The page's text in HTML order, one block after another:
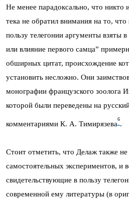
Не менее парадоксально, что
тека не обратил внимания на то,
пользу телегонии аргументы взяты
или влияние первого самца”
обширных цитат, происхождение
установить несложно. Они
монографии французского зоолога
которой были переведены на
комментариями К. А. Тимирязева
6
.
Стоит отметить, что Делаж также
самостоятельных экспериментов, и
свидетельствующие в пользу
современной ему литературы (в